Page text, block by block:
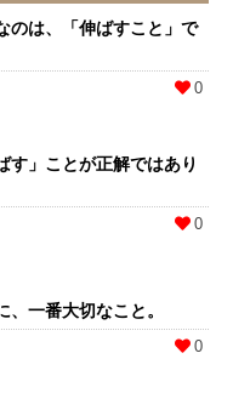
のは、「伸ばすこと」で
0
す」ことが正解ではあり
0
一番大切なこと。
0